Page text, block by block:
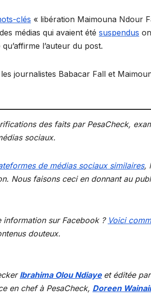
clés « libération Maimouna Ndour
médias qui avaient été suspendus
l’auteur du post.
journalistes Babacar Fall et
des faits par PesaCheck,
sociaux.
de médias sociaux similaires,
Nous faisons ceci en donnant au
information sur Facebook ? Voici
douteux.
Ibrahima Olou Ndiaye et éditée par
en chef à PesaCheck, Doreen